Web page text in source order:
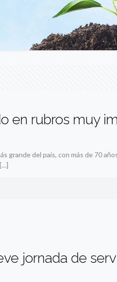
en rubros muy
grande del país, con más de 70
[…]
jornada de